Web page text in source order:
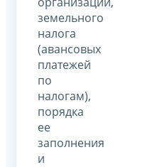
земельного
налога
(авансовых
платежей
по
налогам),
порядка
ее
заполнения
и